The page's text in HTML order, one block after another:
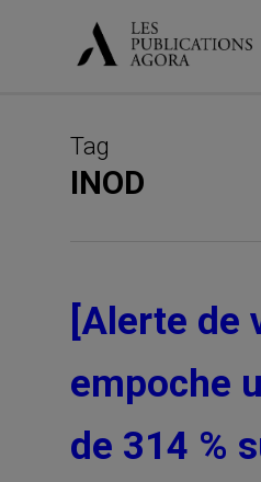
Tag
INOD
[Alerte de
empoche
de 314 %